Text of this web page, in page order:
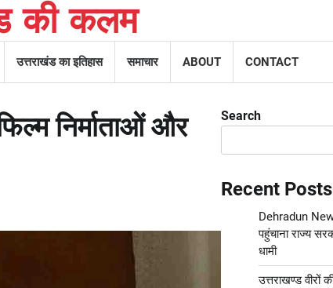
की कलम
उत्तराखंड का इतिहास समाचार ABOUT CONTACT
निर्माताओं और
Search
Recent Posts
Dehradun
पहुंचाना राज्य
धामी
उत्तराखण्ड वीरों